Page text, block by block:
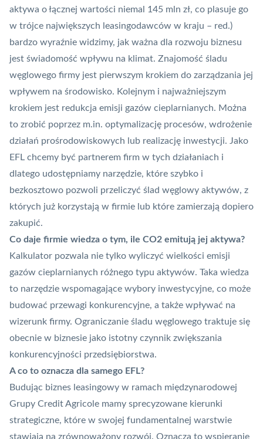
aktywa o łącznej wartości niemal 145 mln zł, co plasuje go
w trójce największych leasingodawców w kraju – red.)
bardzo wyraźnie widzimy, jak ważna dla rozwoju biznesu
jest świadomość wpływu na klimat. Znajomość śladu
węglowego firmy jest pierwszym krokiem do zarządzania jej
wpływem na środowisko. Kolejnym i najważniejszym
krokiem jest redukcja emisji gazów cieplarnianych. Można
to zrobić poprzez m.in. optymalizację procesów, wdrożenie
działań prośrodowiskowych lub realizację inwestycji. Jako
EFL chcemy być partnerem firm w tych działaniach i
dlatego udostępniamy narzędzie, które szybko i
bezkosztowo pozwoli przeliczyć ślad węglowy aktywów, z
których już korzystają w firmie lub które zamierzają dopiero
zakupić.
Co daje firmie wiedza o tym, ile CO2 emitują jej aktywa?
Kalkulator pozwala nie tylko wyliczyć wielkości emisji
gazów cieplarnianych różnego typu aktywów. Taka wiedza
to narzędzie wspomagające wybory inwestycyjne, co może
budować przewagi konkurencyjne, a także wpływać na
wizerunk firmy. Ograniczanie śladu węglowego traktuje się
obecnie w biznesie jako istotny czynnik zwiększania
konkurencyjności przedsiębiorstwa.
A co to oznacza dla samego EFL?
Budując biznes leasingowy w ramach międzynarodowej
Grupy Credit Agricole mamy sprecyzowane kierunki
strategiczne, które w swojej fundamentalnej warstwie
stawiają na zrównoważony rozwój. Oznacza to wspieranie